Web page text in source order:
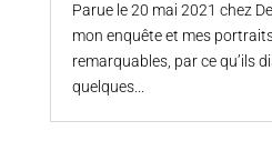
Parue le 20 mai 2021 chez
mon enquête et mes
remarquables, par ce qu’ils
quelques...